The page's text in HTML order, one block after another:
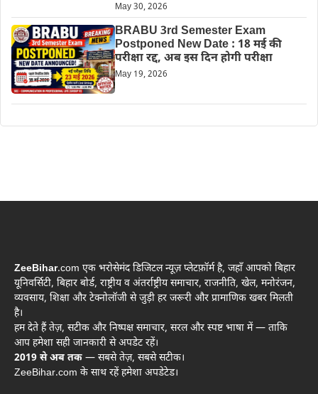
May 30, 2026
BRABU 3rd Semester Exam
Postponed New Date : 18 मई की
परीक्षा रद्द, अब इस दिन होगी परीक्षा
May 19, 2026
ZeeBihar.com एक भरोसेमंद डिजिटल न्यूज़ प्लेटफ़ॉर्म है, जहाँ आपको बिहार
यूनिवर्सिटी, बिहार बोर्ड, राष्ट्रीय व अंतर्राष्ट्रीय समाचार, राजनीति, खेल, मनोरंजन,
व्यवसाय, शिक्षा और टेक्नोलॉजी से जुड़ी हर जरूरी और प्रामाणिक खबर मिलती
है।
हम देते हैं तेज़, सटीक और निष्पक्ष समाचार, सरल और स्पष्ट भाषा में — ताकि
आप हमेशा सही जानकारी से अपडेट रहें।
2019 से अब तक — सबसे तेज़, सबसे सटीक।
ZeeBihar.com के साथ रहें हमेशा अपडेटेड।